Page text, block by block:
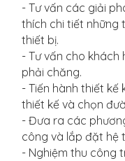
- Tư vấn các giải
thích chi tiết những
thiết bị.
- Tư vấn cho
phải chăng.
- Tiến hành thiết
thiết kế và chọn
- Đưa ra các
công và lắp đặt hệ
- Nghiệm thu công